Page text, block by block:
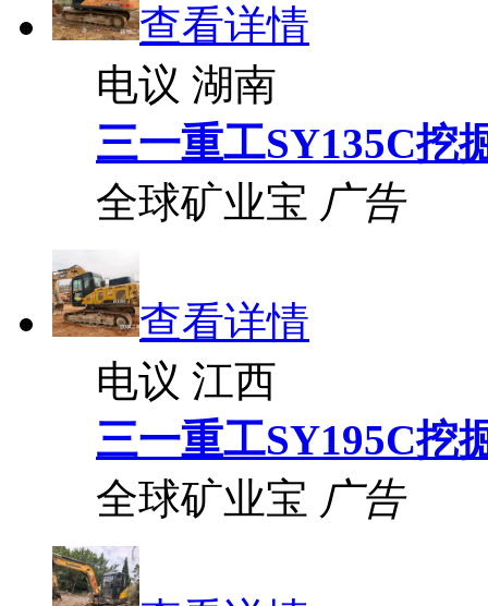
查看详情
电议 湖南
三一重工SY135C挖
全球矿业宝 广告
查看详情
电议 江西
三一重工SY195C挖
全球矿业宝 广告